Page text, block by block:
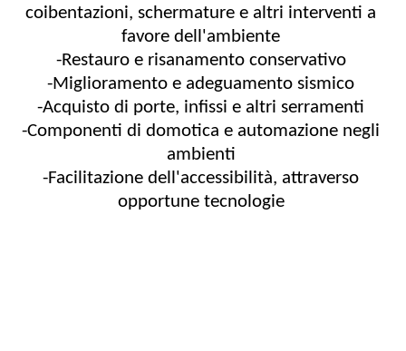
coibentazioni, schermature e altri interventi a
favore dell'ambiente
-Restauro e risanamento conservativo
-Miglioramento e adeguamento sismico
-Acquisto di porte, infissi e altri serramenti
-Componenti di domotica e automazione negli
ambienti
-Facilitazione dell'accessibilità, attraverso
opportune tecnologie